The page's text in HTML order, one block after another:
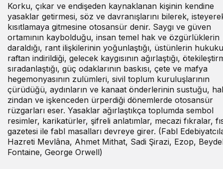
Korku, çıkar ve endişeden kaynaklanan kişinin kendine
yasaklar getirmesi, söz ve davranışlarını bilerek,
kısıtlamaya gitmesine otosansür denir. Saygı ve güven
ortamının kaybolduğu, insan temel hak ve özgürlüklerin
daraldığı, rant ilişkilerinin yoğunlaştığı, üstünlerin hukuku
raftan indirildiği, gelecek kaygısının ağırlaştığı,
sıradanlaştığı, güç odaklarının baskısı, çete ve mafya
hegemonyasının zulümleri, sivil toplum kuruluşlarının
çürüdüğü, aydınların ve kanaat önderlerinin sustuğu,
zindan ve işkenceden ürperdiği dönemlerde otosansür
rüzgarları eser. Yasaklar ağırlaştıkça toplumda sembol
resimler, karikatürler, şifreli anlatımlar, mecazi fıkralar,
gazetesi ile fabl masalları devreye girer. (Fabl
Hazreti Mevlâna, Ahmet Mithat, Sadi Şirazi, Ezop,
Fontaine, George Orwell)